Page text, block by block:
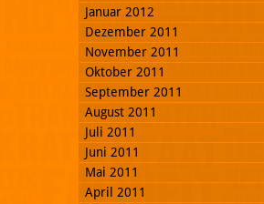
Januar 2012
Dezember 2011
November 2011
Oktober 2011
September 2011
August 2011
Juli 2011
Juni 2011
Mai 2011
April 2011